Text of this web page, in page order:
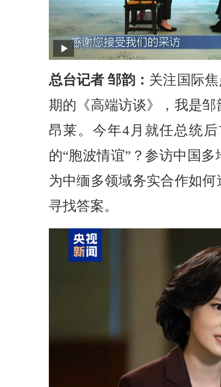
总台记者 邹韵： 关注国际
期的《高端访谈》，我是
昂莱。今年4月就任总统
的“胞波情谊”？参访中国
为中缅多领域务实合作如
寻找答案。